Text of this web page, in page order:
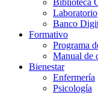
Biblioteca
Laboratorio
Banco
Formativo
Programa
Manual de
Bienestar
Enfermería
Psicología